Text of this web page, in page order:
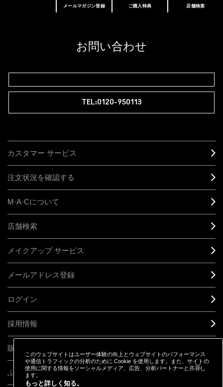
あなたはM･A･Cラバー ロイヤリティ プログ
登録後の初回購入時に10%OFF
メールマガジン登録 ご購入特典 店舗検索
お問い合わせ
TEL:0120-950113
カスタマー サービス
注文状況を確認する
M·A·Cについて
店舗検索
メイクアップ サービス
メールアドレス登録
ログイン
採用情報
販売終了製品
ふるさと納税
このウェブサイトはユーザー体験の向上とウェブサイトのパフォーマンス
や通信トラフィックの分析のために Cookie を使用します。また、サイトの
使用に関する情報をソーシャルメディア、広告、分析パートナーと共有し
ます。
もっと詳しく知る。